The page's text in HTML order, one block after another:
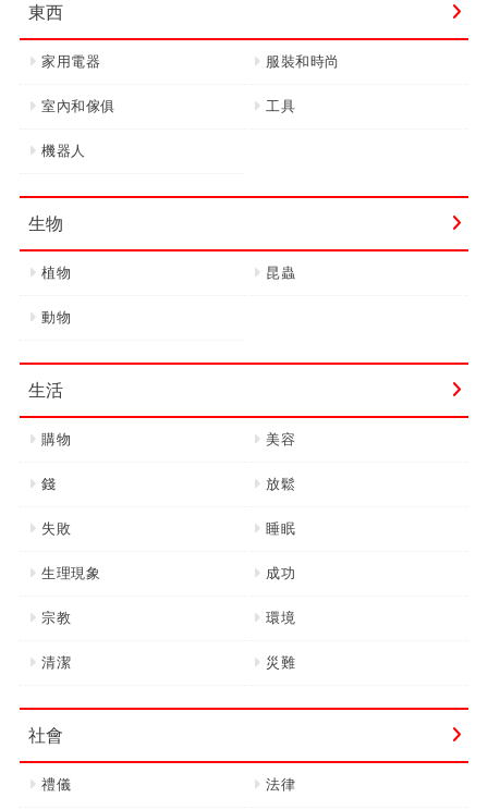
東西
家用電器 服裝和時尚
室內和傢俱 工具
機器人
生物
植物 昆蟲
動物
生活
購物 美容
錢 放鬆
失敗 睡眠
生理現象 成功
宗教 環境
清潔 災難
社會
禮儀 法律